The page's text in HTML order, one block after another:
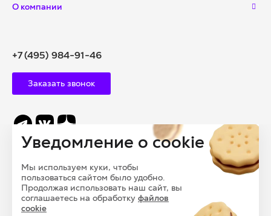
О компании
info@polysam.ru
+7 (495) 984-91-46
109028, Г. МОСКВА, ВНУТРИГОРОДСКАЯ
ТЕРРИТОРИЯ, МУНИЦИПАЛЬНЫЙ ОКРУГ БАСМАННЫЙ,
ПЕРЕУЛОК ПОДКОЛОКОЛЬНЫЙ, ДОМ 13, СТРОЕНИЕ 1
Заказать звонок
Уведомление о cookie
Мы используем куки, чтобы
пользоваться сайтом было удобно.
Продолжая использовать наш сайт, вы
соглашаетесь на обработку файлов
cookie